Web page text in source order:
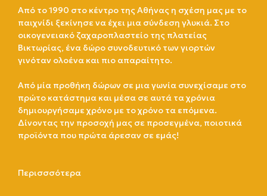
Από το 1990 στο κέντρο της Αθήνας η σχέση μας με το
παιχνίδι ξεκίνησε να έχει μια σύνδεση γλυκιά. Στο
οικογενειακό ζαχαροπλαστείο της πλατείας
Βικτωρίας, ένα δώρο συνοδευτικό των γιορτών
γινόταν ολοένα και πιο απαραίτητο.
Από μία προθήκη δώρων σε μια γωνία συνεχίσαμε στο
πρώτο κατάστημα και μέσα σε αυτά τα χρόνια
δημιουργήσαμε χρόνο με το χρόνο τα επόμενα.
Δίνοντας την προσοχή μας σε προσεγμένα, ποιοτικά
προϊόντα που πρώτα άρεσαν σε εμάς!
Περισσσότερα